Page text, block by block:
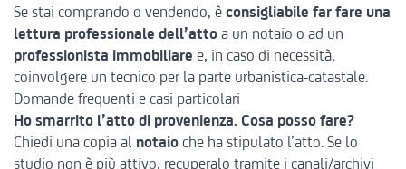
Se stai comprando o vendendo, è consigliabile far fare una
lettura professionale dell’atto a un notaio o ad un
professionista immobiliare e, in caso di necessità,
coinvolgere un tecnico per la parte urbanistica-catastale.
Domande frequenti e casi particolari
Ho smarrito l’atto di provenienza. Cosa posso fare?
Chiedi una copia al notaio che ha stipulato l’atto. Se lo
studio non è più attivo, recuperalo tramite i canali/archivi